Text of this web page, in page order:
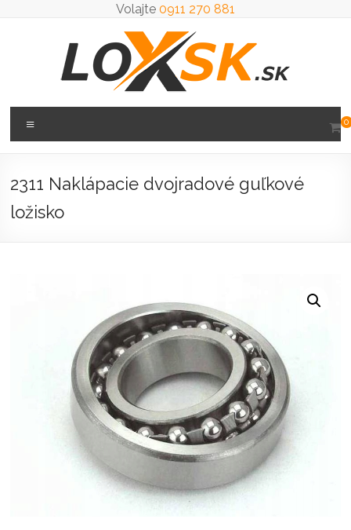
Volajte 0911 270 881
Loxsk
predaj
0
2311 Naklápacie dvojradové guľkové
ložisko